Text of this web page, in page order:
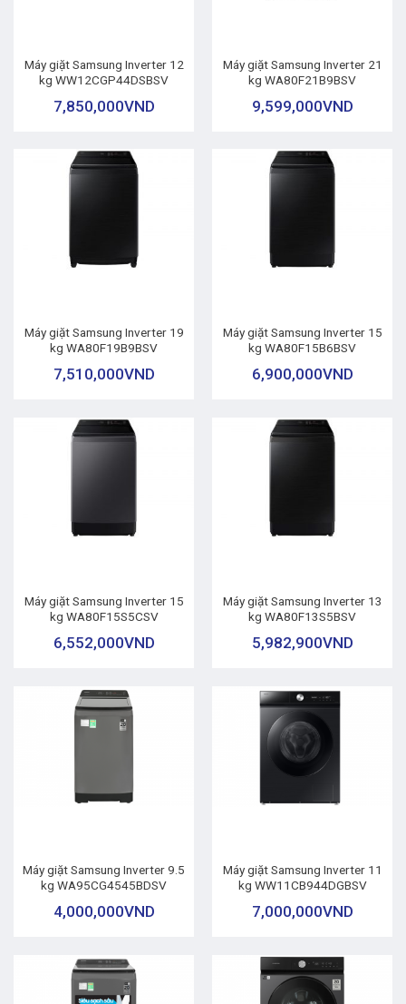
Máy giặt Samsung Inverter 12
kg WW12CGP44DSBSV
7,850,000VND
Máy giặt Samsung Inverter 21
kg WA80F21B9BSV
9,599,000VND
Máy giặt Samsung Inverter 19
kg WA80F19B9BSV
7,510,000VND
Máy giặt Samsung Inverter 15
kg WA80F15B6BSV
6,900,000VND
Máy giặt Samsung Inverter 15
kg WA80F15S5CSV
6,552,000VND
Máy giặt Samsung Inverter 13
kg WA80F13S5BSV
5,982,900VND
Máy giặt Samsung Inverter 9.5
kg WA95CG4545BDSV
4,000,000VND
Máy giặt Samsung Inverter 11
kg WW11CB944DGBSV
7,000,000VND